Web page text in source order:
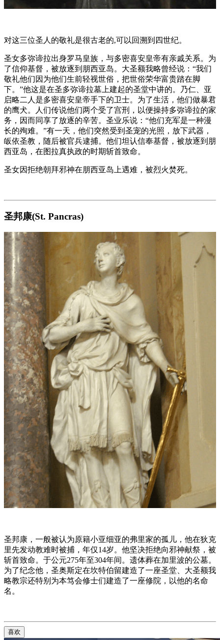
对这三位圣人的敬礼是很古老的,可以回溯到四世纪。
圣女多弥谛拉出身罗马皇族，与多密喜安皇帝有亲戚关系。为
了信仰基督，被放逐到朋西亚岛。大圣额我略曾经说：“我们
敬礼他们因为他们生前轻视世俗，把世俗荣华富贵踏在脚
下。”他这是在圣多弥谛拉墓上建起的圣堂中讲的。乃仁、亚
启略二人是多密喜安皇帝手下的卫士。为了生活，他们做暴君
的鹰犬。人们传说他们两个受了宫刑，以便操持多弥谛拉的家
务，因而同享了放逐的辛苦。圣业乐说：“他们充军是一种漫
长的殉难。”有一天，他们突然受到圣宠的光照，放下武器，
皈依圣教，随后被官兵逮捕。他们坦认信奉基督，被放逐到朋
西亚岛，在图拉真执政的时期斩首致命。
圣女因拒绝朝拜邪神在朋西亚岛上遇难，被烈火焚死。
圣邦康(St. Pancras)
圣邦康，一般被认为原籍小亚细亚的弗里家的孤儿，他在狄克
里先发动教难时被捕，年仅14岁。他坚决拒绝向邪神献祭，被
斩首致命。于公元275年至304年间。遗体葬在加里波的公墓。
为了纪念他，圣奥斯定在坎特伯留建造了一座圣堂、大圣额我
略教宗还特别为本笃会修士们建造了一座修院，以他的名命
名。
喜欢